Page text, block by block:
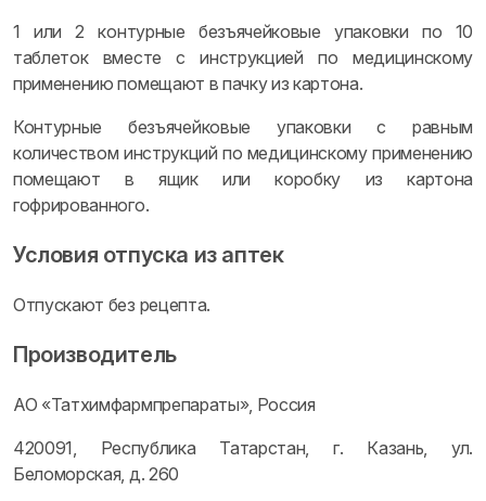
1 или 2 контурные безъячейковые упаковки по 10
таблеток вместе с инструкцией по медицинскому
применению помещают в пачку из картона.
Контурные безъячейковые упаковки с равным
количеством инструкций по медицинскому применению
помещают в ящик или коробку из картона
гофрированного.
Условия отпуска из аптек
Отпускают без рецепта.
Производитель
АО «Татхимфармпрепараты», Россия
420091, Республика Татарстан, г. Казань, ул.
Беломорская, д. 260